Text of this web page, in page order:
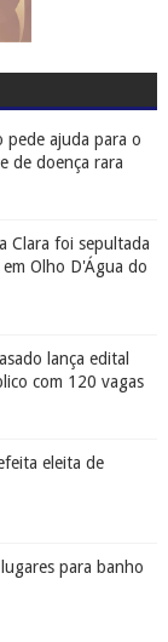
pede ajuda para o
de doença rara
Clara foi sepultada
Olho D'Água do
lança edital
com 120 vagas
eleita de
para banho